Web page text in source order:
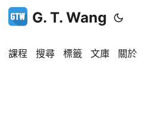
G. T. Wang
課程 搜尋 標籤 文庫 關於